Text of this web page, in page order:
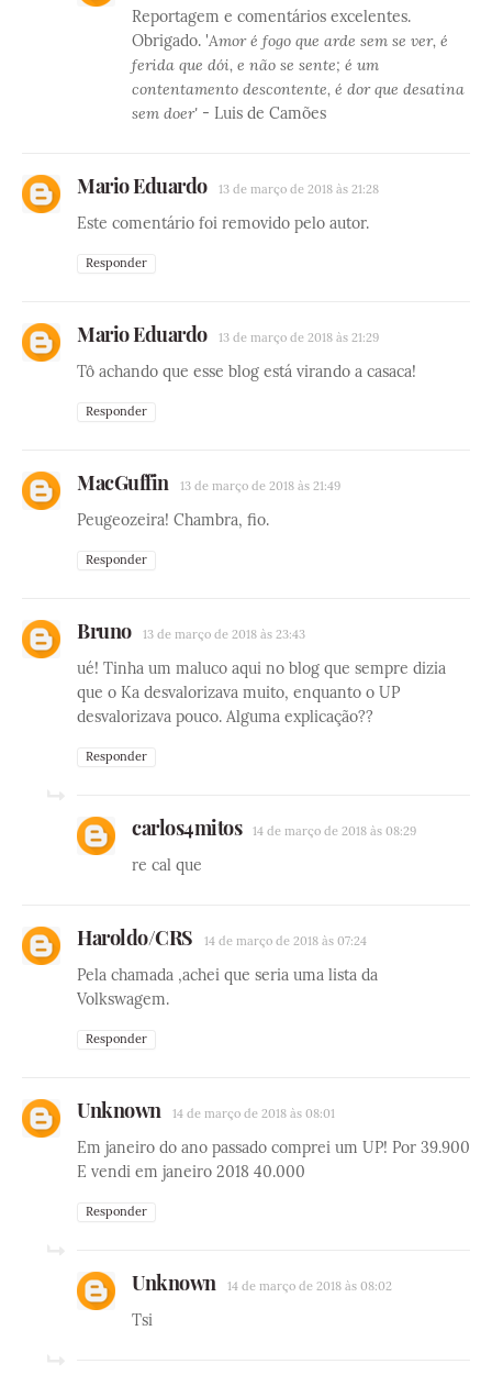
Reportagem e comentários excelentes.
Obrigado. 'Amor é fogo que arde sem se ver, é
ferida que dói, e não se sente; é um
contentamento descontente, é dor que desatina
sem doer' - Luis de Camões
Mario Eduardo 13 de março de 2018 às 21:28
Este comentário foi removido pelo autor.
Responder
Mario Eduardo 13 de março de 2018 às 21:29
Tô achando que esse blog está virando a casaca!
Responder
MacGuffin 13 de março de 2018 às 21:49
Peugeozeira! Chambra, fio.
Responder
Bruno 13 de março de 2018 às 23:43
ué! Tinha um maluco aqui no blog que sempre dizia
que o Ka desvalorizava muito, enquanto o UP
desvalorizava pouco. Alguma explicação??
Responder
carlos4mitos 14 de março de 2018 às 08:29
re cal que
Haroldo/CRS 14 de março de 2018 às 07:24
Pela chamada ,achei que seria uma lista da
Volkswagem.
Responder
Unknown 14 de março de 2018 às 08:01
Em janeiro do ano passado comprei um UP! Por 39.900
E vendi em janeiro 2018 40.000
Responder
Unknown 14 de março de 2018 às 08:02
Tsi